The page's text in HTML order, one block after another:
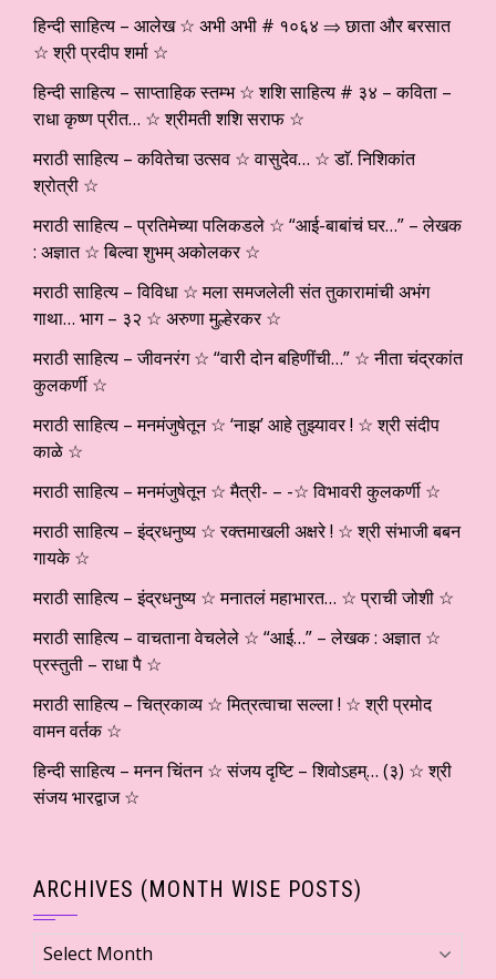
हिन्दी साहित्य – आलेख ☆ अभी अभी # १०६४ ⇒ छाता और बरसात
☆ श्री प्रदीप शर्मा ☆
हिन्दी साहित्य – साप्ताहिक स्तम्भ ☆ शशि साहित्य # ३४ – कविता –
राधा कृष्ण प्रीत… ☆ श्रीमती शशि सराफ ☆
मराठी साहित्य – कवितेचा उत्सव ☆ वासुदेव… ☆ डाॅ. निशिकांत
श्रोत्री ☆
मराठी साहित्य – प्रतिमेच्या पलिकडले ☆ “आई-बाबांचं घर…” – लेखक
: अज्ञात ☆ बिल्वा शुभम् अकोलकर ☆
मराठी साहित्य – विविधा ☆ मला समजलेली संत तुकारामांची अभंग
गाथा… भाग – ३२ ☆ अरुणा मुल्हेरकर ☆
मराठी साहित्य – जीवनरंग ☆ “वारी दोन बहिणींची…” ☆ नीता चंद्रकांत
कुलकर्णी ☆
मराठी साहित्य – मनमंजुषेतून ☆ ‘नाझ’ आहे तुझ्यावर ! ☆ श्री संदीप
काळे ☆
मराठी साहित्य – मनमंजुषेतून ☆ मैत्री- – -☆ विभावरी कुलकर्णी ☆
मराठी साहित्य – इंद्रधनुष्य ☆ रक्तमाखली अक्षरे ! ☆ श्री संभाजी बबन
गायके ☆
मराठी साहित्य – इंद्रधनुष्य ☆ मनातलं महाभारत… ☆ प्राची जोशी ☆
मराठी साहित्य – वाचताना वेचलेले ☆ “आई…” – लेखक : अज्ञात ☆
प्रस्तुती – राधा पै ☆
मराठी साहित्य – चित्रकाव्य ☆ मित्रत्वाचा सल्ला ! ☆ श्री प्रमोद
वामन वर्तक ☆
हिन्दी साहित्य – मनन चिंतन ☆ संजय दृष्टि – शिवोऽहम्… (३) ☆ श्री
संजय भारद्वाज ☆
ARCHIVES (MONTH WISE POSTS)
Archives
(Month